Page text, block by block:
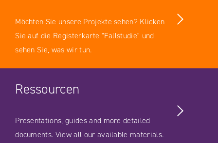
Möchten Sie unsere Projekte sehen? Klicken
Sie auf die Registerkarte "Fallstudie" und
sehen Sie, was wir tun.
Ressourcen
Presentations, guides and more detailed
documents. View all our available materials.